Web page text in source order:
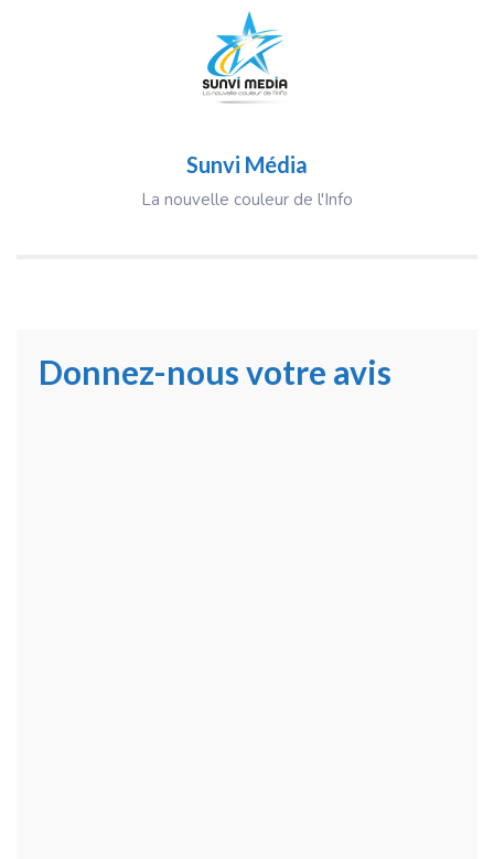
Sunvi Média
La nouvelle couleur de l'Info
Donnez-nous votre avis